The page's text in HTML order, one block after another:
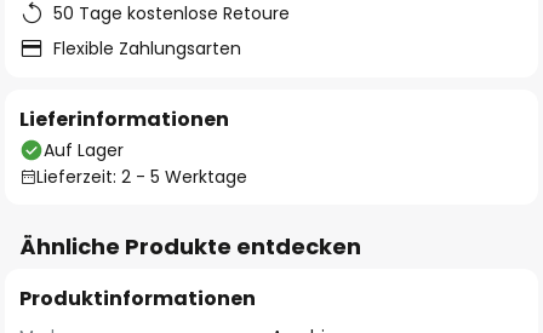
50 Tage kostenlose Retoure
Flexible Zahlungsarten
Lieferinformationen
Auf Lager
Lieferzeit: 2 - 5 Werktage
Ähnliche Produkte entdecken
Produktinformationen